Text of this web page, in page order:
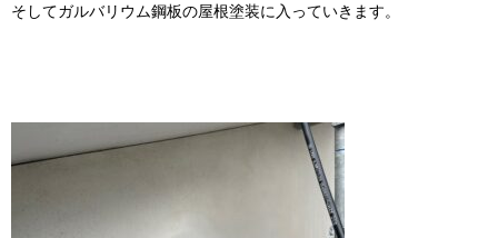
そしてガルバリウム鋼板の屋根塗装に入っていきます。